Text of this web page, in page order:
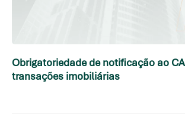
Obrigatoriedade de notificação ao
transações imobiliárias